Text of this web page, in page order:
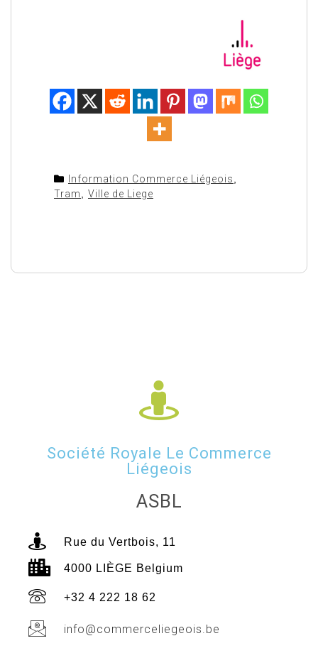
Information Commerce Liégeois
Tram
Ville de Liege
Société Royale Le Commerce
Liégeois
ASBL
Rue du Vertbois, 11
4000 LIÈGE Belgium
+32 4 222 18 62
info@commerceliegeois.be